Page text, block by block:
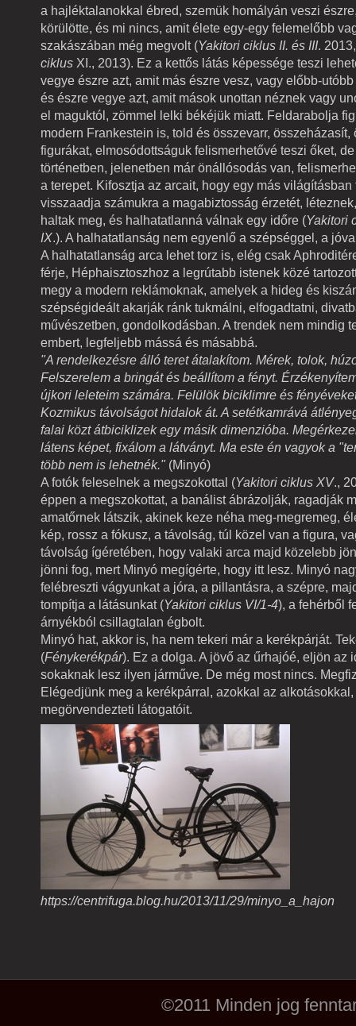
a hajléktalanokkal ébred, szemük homályán veszi
körülötte, és mi nincs, amit élete egy-egy felemelőbb
szakászában még megvolt (Yakitori ciklus II. és III.
ciklus XI., 2013). Ez a kettős látás képessége teszi
vegye észre azt, amit más észre vesz, vagy előbb-
és észre vegye azt, amit mások unottan néznek vagy
el maguktól, zömmel lelki békéjük miatt. Feldarabolja
modern Frankestein is, told és összevarr, összeházasít,
figurákat, elmosódottságuk felismerhetővé teszi őket,
történetben, jelenetben már önállósodás van,
a terepet. Kifosztja az arcait, hogy egy más
visszaadja számukra a magabiztosság érzetét,
haltak meg, és halhatatlanná válnak egy időre (Yakitori
IX.). A halhatatlanság nem egyenlő a szépséggel, a
A halhatatlanság arca lehet torz is, elég csak
férje, Héphaisztoszhoz a legrútabb istenek közé
megy a modern reklámoknak, amelyek a hideg és
szépségideált akarják ránk tukmálni, elfogadtatni,
művészetben, gondolkodásban. A trendek nem mindig
embert, legfeljebb mássá és másabbá.
"A rendelkezésre álló teret átalakítom. Mérek, tolok,
Felszerelem a bringát és beállítom a fényt.
újkori leleteim számára. Felülök biciklimre és
Kozmikus távolságot hidalok át. A setétkamrává
falai közt átbiciklizek egy másik dimenzióba.
látens képet, fixálom a látványt. Ma este én vagyok a
több nem is lehetnék." (Minyó)
A fotók feleselnek a megszokottal (Yakitori ciklus XV.,
éppen a megszokottat, a banálist ábrázolják, ragadják
amatőrnek látszik, akinek keze néha meg-megremeg,
kép, rossz a fókusz, a távolság, túl közel van a figura,
távolság ígéretében, hogy valaki arca majd közelebb
jönni fog, mert Minyó megígérte, hogy itt lesz. Minyó
felébreszti vágyunkat a jóra, a pillantásra, a szépre,
tompítja a látásunkat (Yakitori ciklus VI/1-4), a fehérből
árnyékból csillagtalan égbolt.
Minyó hat, akkor is, ha nem tekeri már a kerékpárját.
(Fénykerékpár). Ez a dolga. A jövő az űrhajóé, eljön az
sokaknak lesz ilyen járműve. De még most nincs.
Elégedjünk meg a kerékpárral, azokkal az
megörvendezteti látogatóit.
https://centrifuga.blog.hu/2013/11/29/minyo_a_hajon
©2011 Minden jog